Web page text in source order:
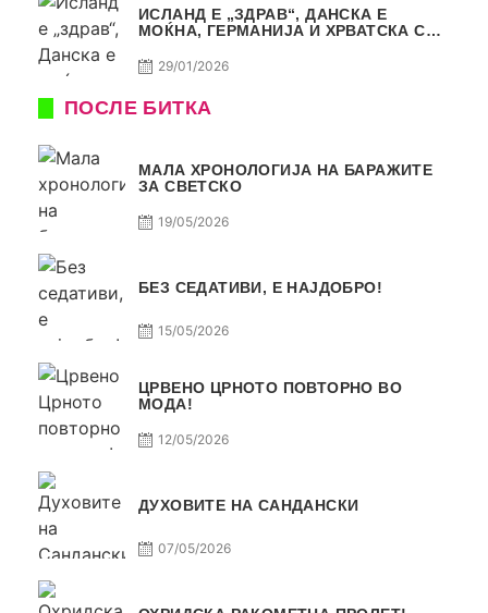
ИСЛАНД Е „ЗДРАВ“, ДАНСКА Е
МОЌНА, ГЕРМАНИЈА И ХРВАТСКА СЕ
29/01/2026
ПОСЛЕ БИТКА
МАЛА ХРОНОЛОГИЈА НА БАРАЖИТЕ
ЗА СВЕТСКО
19/05/2026
БЕЗ СЕДАТИВИ, Е НАЈДОБРО!
15/05/2026
ЦРВЕНО ЦРНОТО ПОВТОРНО ВО
МОДА!
12/05/2026
ДУХОВИТЕ НА САНДАНСКИ
07/05/2026